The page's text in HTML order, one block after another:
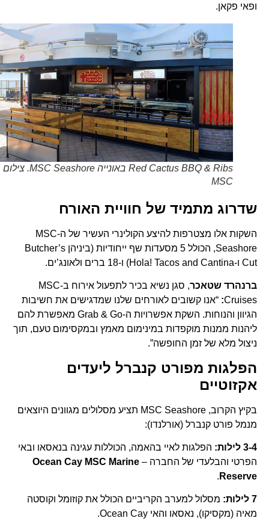
ופאי פקאן.
Red Cactus BBQ & Ribs באונייה MSC Seashore. צילום
MSC
שדרוג מתמיד של חוויית האורח
השקות אלו מצטרפות להיצע הקולינרי העשיר של ה-MSC
Seashore, הכולל 5 מסעדות שף ייחודיות (ביניהן Butcher’s
Cut ו-Hola! Tacos and Cantina) ו-18 ברים ולאונג’ים.
ברנהרד שטאכר
, סגן נשיא בכיר לתפעול אירוח ב-MSC
Cruises
:“אנו קשובים לאורחים שלנו שמדגישים את חשיבות
הגיוון והנוחות. השקת אפשרויות ה-Grab & Go מאפשרת להם
ליהנות ממנות מוקפדות במינימום מאמץ ובמקסימום טעם, תוך
ניצול מלא של זמן החופשה”.
הפלגות מפורט קנברל ליעדים
אקזוטיים
בקיץ הקרוב, MSC Seashore תציע מסלולים מגוונים היוצאים
מנמל פורט קנברל (אורלנדו):
3-4 לילות:
הפלגות לאיי בהאמה, הכוללות עגינה בנאסאו ובאי
הפרטי והבלעדי של החברה –Ocean Cay MSC Marine
Reserve
.
מסלול למערב הקריביים הכולל את קוזומל וקוסטה
מאיה (מקסיקו), נאסאו והאי Ocean Cay.